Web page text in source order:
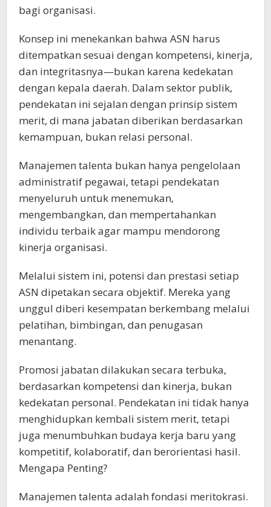
bagi organisasi.
Konsep ini menekankan bahwa ASN harus
ditempatkan sesuai dengan kompetensi, kinerja,
dan integritasnya—bukan karena kedekatan
dengan kepala daerah. Dalam sektor publik,
pendekatan ini sejalan dengan prinsip sistem
merit, di mana jabatan diberikan berdasarkan
kemampuan, bukan relasi personal.
Manajemen talenta bukan hanya pengelolaan
administratif pegawai, tetapi pendekatan
menyeluruh untuk menemukan,
mengembangkan, dan mempertahankan
individu terbaik agar mampu mendorong
kinerja organisasi.
Melalui sistem ini, potensi dan prestasi setiap
ASN dipetakan secara objektif. Mereka yang
unggul diberi kesempatan berkembang melalui
pelatihan, bimbingan, dan penugasan
menantang.
Promosi jabatan dilakukan secara terbuka,
berdasarkan kompetensi dan kinerja, bukan
kedekatan personal. Pendekatan ini tidak hanya
menghidupkan kembali sistem merit, tetapi
juga menumbuhkan budaya kerja baru yang
kompetitif, kolaboratif, dan berorientasi hasil.
Mengapa Penting?
Manajemen talenta adalah fondasi meritokrasi.